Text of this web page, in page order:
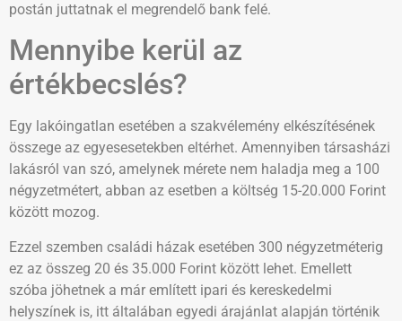
postán juttatnak el megrendelő bank felé.
Mennyibe kerül az
értékbecslés?
Egy lakóingatlan esetében a szakvélemény elkészítésének
összege az egyesesetekben eltérhet. Amennyiben társasházi
lakásról van szó, amelynek mérete nem haladja meg a 100
négyzetmétert, abban az esetben a költség 15-20.000 Forint
között mozog.
Ezzel szemben családi házak esetében 300 négyzetméterig
ez az összeg 20 és 35.000 Forint között lehet. Emellett
szóba jöhetnek a már említett ipari és kereskedelmi
helyszínek is, itt általában egyedi árajánlat alapján történik